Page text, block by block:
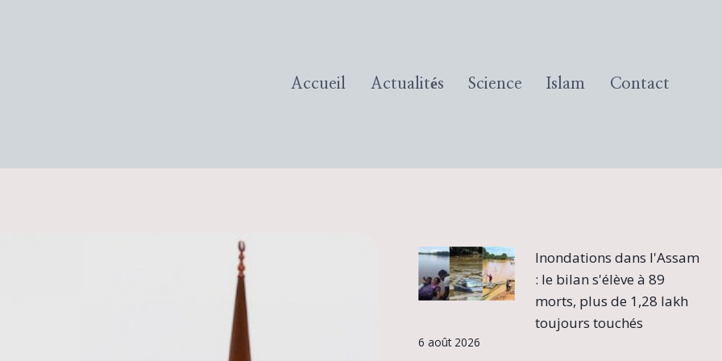
Accueil Actualités Science Islam Contact
Inondations dans l'Assam
: le bilan s'élève à 89
morts, plus de 1,28 lakh
toujours touchés
6 août 2026